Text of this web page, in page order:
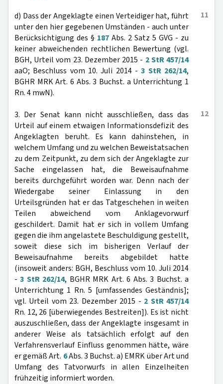
11
d) Dass der Angeklagte einen Verteidiger hat, führt
unter den hier gegebenen Umständen - auch unter
Berücksichtigung des § 187 Abs. 2 Satz 5 GVG - zu
keiner abweichenden rechtlichen Bewertung (vgl.
BGH, Urteil vom 23. Dezember 2015 - 2 StR 457/14
aaO; Beschluss vom 10. Juli 2014 -3 StR 262/14,
BGHR MRK Art. 6 Abs. 3 Buchst. a Unterrichtung 1
Rn. 4 mwN).
12
3. Der Senat kann nicht ausschließen, dass das
Urteil auf einem etwaigen Informationsdefizit des
Angeklagten beruht. Es kann dahinstehen, in
welchem Umfang und zu welchen Beweistatsachen
zu dem Zeitpunkt, zu dem sich der Angeklagte zur
Sache eingelassen hat, die Beweisaufnahme
bereits durchgeführt worden war. Denn nach der
Wiedergabe seiner Einlassung in den
Urteilsgründen hat er das Tatgeschehen in weiten
Teilen abweichend vom Anklagevorwurf
geschildert. Damit hat er sich in vollem Umfang
gegen die ihm angelastete Beschuldigung gestellt,
soweit diese sich im bisherigen Verlauf der
Beweisaufnahme bereits abgebildet hatte
(insoweit anders: BGH, Beschluss vom 10. Juli 2014
-3 StR 262/14, BGHR MRK Art. 6 Abs. 3 Buchst. a
Unterrichtung 1 Rn. 5 [umfassendes Geständnis];
vgl. Urteil vom 23. Dezember 2015 - 2 StR 457/14
Rn. 12, 26 [überwiegendes Bestreiten]). Es ist nicht
auszuschließen, dass der Angeklagte insgesamt in
anderer Weise als tatsächlich erfolgt auf den
Verfahrensverlauf Einfluss genommen hätte, wäre
er gemäß Art. 6Abs. 3 Buchst. a) EMRK über Art und
Umfang des Tatvorwurfs in allen Einzelheiten
frühzeitig informiert worden.